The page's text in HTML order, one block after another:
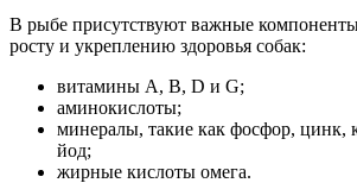
В рыбе присутствуют важные
росту и укреплению здоровья собак:
витамины A, B, D и G;
аминокислоты;
минералы, такие как фосфор, цинк,
йод;
жирные кислоты омега.